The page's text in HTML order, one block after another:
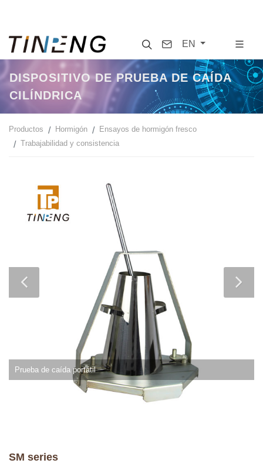
SearchContact
EN
DISPOSITIVO DE PRUEBA DE CAÍDA
CILÍNDRICA
Productos Hormigón
Ensayos de hormigón fresco
Trabajabilidad y consistencia
Prueba de caída portátil
SM series